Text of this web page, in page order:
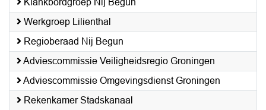
Klankbordgroep Nij Begun
Werkgroep Lilienthal
Regioberaad Nij Begun
Adviescommissie Veiligheidsregio Groningen
Adviescommissie Omgevingsdienst Groningen
Rekenkamer Stadskanaal